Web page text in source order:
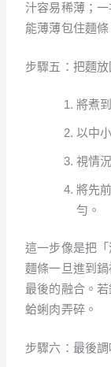
汁容易稀薄；
能薄薄包住麵
步驟五：把麵
將煮
以中
視情
將先
勻。
這一步像是把
麵條一旦進到
最後的融合。
蛤蜊肉弄碎。
步驟六：最後